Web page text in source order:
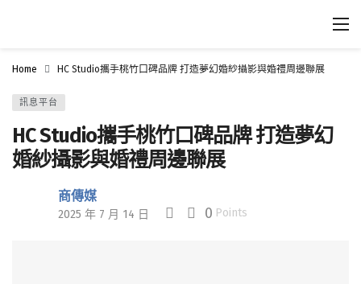
Home HC Studio攜手桃竹口碑品牌 打造夢幻婚紗攝影與婚禮周邊聯展
訊息平台
HC Studio攜手桃竹口碑品牌 打造夢幻
婚紗攝影與婚禮周邊聯展
商傳媒
2025 年 7 月 14 日 0 Points